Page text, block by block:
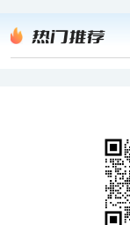
热门推荐